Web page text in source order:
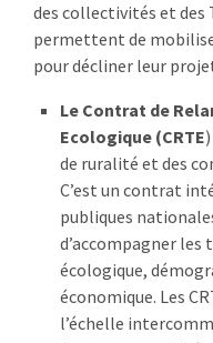
des collectivités et
permettent de
pour décliner leur
Le Contrat de
Ecologique (CRTE
de ruralité et des
C’est un contrat
publiques
d’accompagner
écologique,
économique. Les
l’échelle